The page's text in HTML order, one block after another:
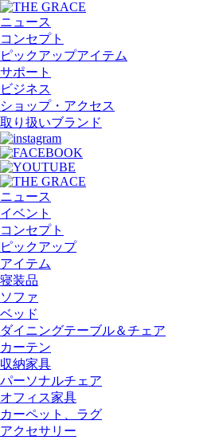
ニュース
コンセプト
ピックアップアイテム
サポート
ビジネス
ショップ・アクセス
取り扱いブランド
ニュース
イベント
コンセプト
ピックアップ
アイテム
寝装品
ソファ
ベッド
ダイニングテーブル＆チェア
カーテン
収納家具
パーソナルチェア
オフィス家具
カーペット、ラグ
アクセサリー